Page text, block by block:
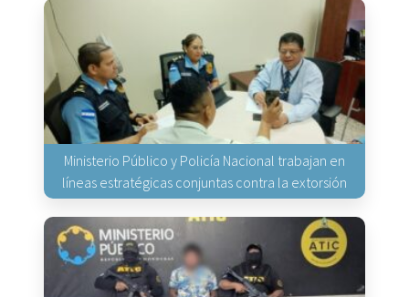
Ministerio Público y Policía Nacional trabajan en
líneas estratégicas conjuntas contra la extorsión